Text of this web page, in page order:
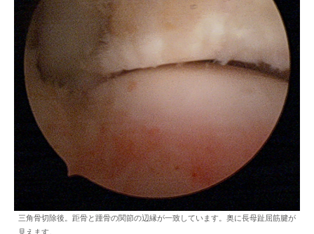
三角骨切除後。距骨と踵骨の関節の辺縁が一致しています。奥に長母趾屈筋腱が
見えます。